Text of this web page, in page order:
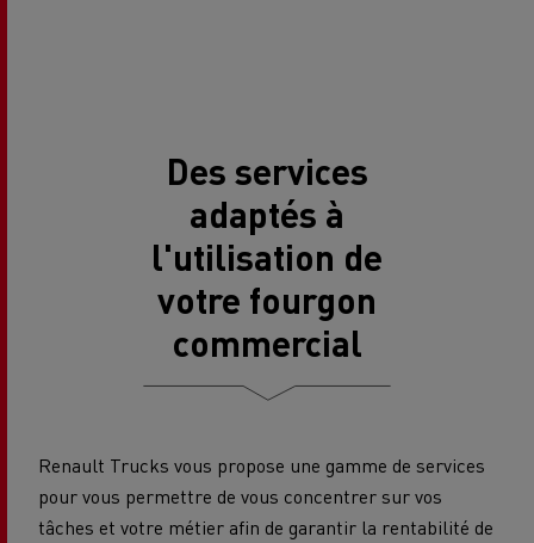
Des services
adaptés à
l'utilisation de
votre fourgon
commercial
Renault Trucks vous propose une gamme de services
pour vous permettre de vous concentrer sur vos
tâches et votre métier afin de garantir la rentabilité de